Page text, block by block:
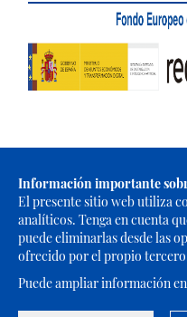
Información importante
El presente sitio web utiliza
analíticos. Tenga en cuenta
puede eliminarlas desde las
ofrecido por el propio
Puede ampliar información en
Portal Web de El Cabildo de El
reservados | Política de
Legal | Accesibilidad